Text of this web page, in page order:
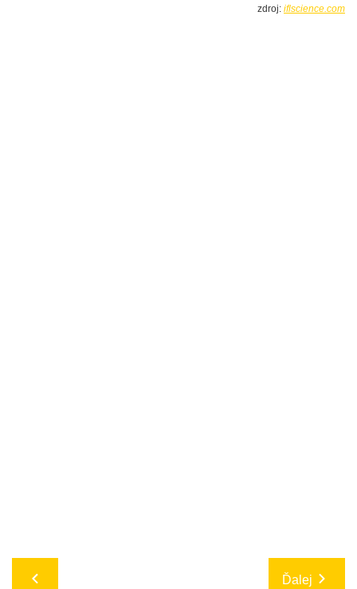
zdroj: iflscience.com
Ďalej